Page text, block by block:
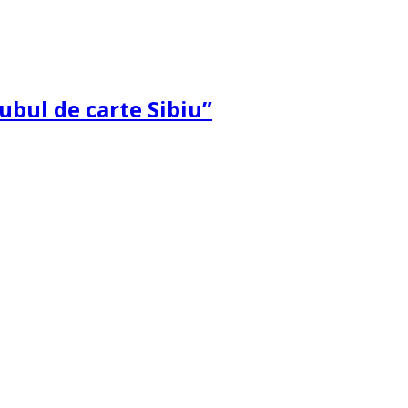
de carte Sibiu”